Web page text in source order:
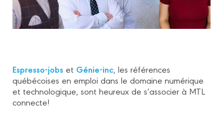
Espresso-jobs et Génie-inc, les références
québécoises en emploi dans le domaine numérique
et technologique, sont heureux de s’associer à MTL
connecte!